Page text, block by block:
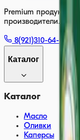
Premium продукты
производители.
8(921)310-64-00
Каталог
Каталог
Масло
Оливки
Каперсы